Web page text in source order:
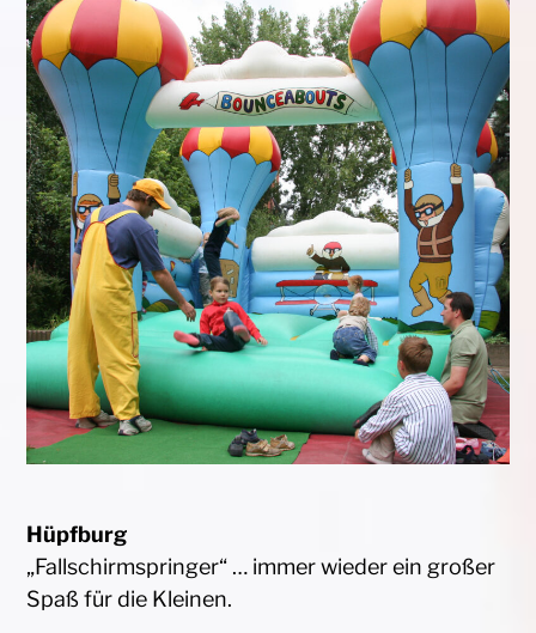
Hüpfburg
„Fallschirmspringer“ … immer wieder ein großer
Spaß für die Kleinen.